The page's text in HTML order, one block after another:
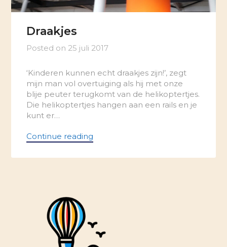
Draakjes
Posted on 25 juli 2017
‘Kinderen kunnen echt draakjes zijn!’, zegt
mijn man vol overtuiging als hij met onze
blije peuter terugkomt van de helikoptertjes.
Die helikoptertjes hangen aan een rails en je
kunt er…
Continue reading